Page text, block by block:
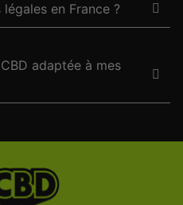
en France ?
adaptée à mes